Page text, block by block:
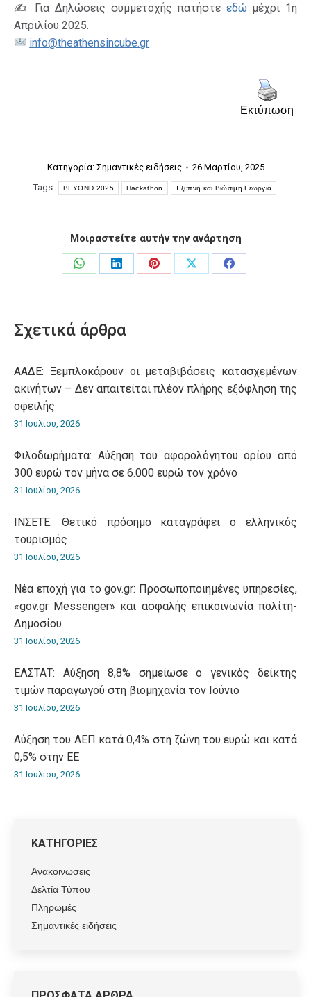
✍️ Για Δηλώσεις συμμετοχής πατήστε εδώ μέχρι 1η
Απριλίου 2025.
info@theathensincube.gr
Εκτύπωση
Κατηγορία: Σημαντικές ειδήσεις
26 Μαρτίου, 2025
Tags:
BEYOND 2025 Hackathon Έξυπνη και Βιώσιμη Γεωργία
Μοιραστείτε αυτήν την ανάρτηση
Share
Share
Share
Share
Share
Σχετικά άρθρα
ΑΑΔΕ: Ξεμπλοκάρουν οι μεταβιβάσεις κατασχεμένων
ακινήτων – Δεν απαιτείται πλέον πλήρης εξόφληση της
οφειλής
31 Ιουλίου, 2026
Φιλοδωρήματα: Αύξηση του αφορολόγητου ορίου από
300 ευρώ τον μήνα σε 6.000 ευρώ τον χρόνο
31 Ιουλίου, 2026
ΙΝΣΕΤΕ: Θετικό πρόσημο καταγράφει ο ελληνικός
τουρισμός
31 Ιουλίου, 2026
Νέα εποχή για το gov.gr: Προσωποποιημένες υπηρεσίες,
«gov.gr Messenger» και ασφαλής επικοινωνία πολίτη-
Δημοσίου
31 Ιουλίου, 2026
ΕΛΣΤΑΤ: Αύξηση 8,8% σημείωσε ο γενικός δείκτης
τιμών παραγωγού στη βιομηχανία τον Ιούνιο
31 Ιουλίου, 2026
Αύξηση του ΑΕΠ κατά 0,4% στη ζώνη του ευρώ και κατά
0,5% στην ΕΕ
31 Ιουλίου, 2026
ΚΑΤΗΓΟΡΙΕΣ
Ανακοινώσεις
Δελτία Τύπου
Πληρωμές
Σημαντικές ειδήσεις